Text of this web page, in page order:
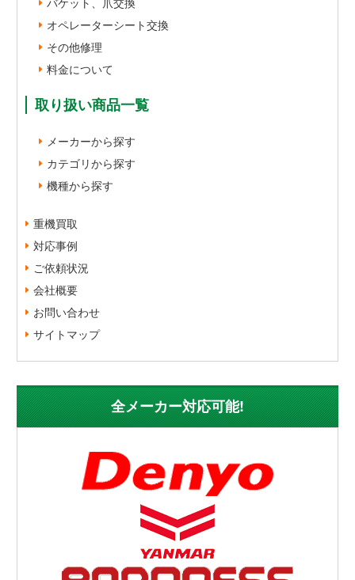
オペレーターシート交換
その他修理
料金について
取り扱い商品一覧
メーカーから探す
カテゴリから探す
機種から探す
重機買取
対応事例
ご依頼状況
会社概要
お問い合わせ
サイトマップ
全メーカー対応可能!